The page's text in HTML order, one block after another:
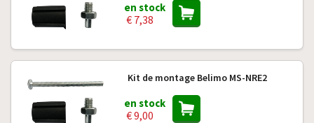
en stock
€ 7,38
Kit de montage Belimo MS-NRE2
en stock
€ 9,00